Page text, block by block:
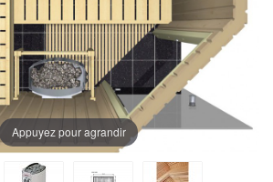
Appuyez pour agrandir